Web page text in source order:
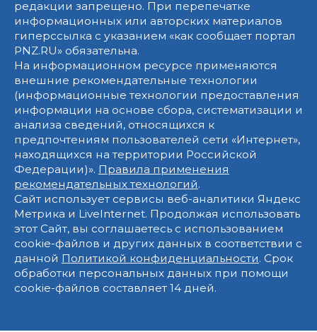
редакции запрещено. При перепечатке
информационных или авторских материалов
гиперссылка с указанием «как сообщает портал
PNZ.RU» обязательна.
На информационном ресурсе применяются
внешние рекомендательные технологии
(информационные технологии предоставления
информации на основе сбора, систематизации и
анализа сведений, относящихся к
предпочтениям пользователей сети «Интернет»,
находящихся на территории Российской
Федерации)». Правила применения
рекомендательных технологий.
Сайт использует сервисы веб-аналитики Яндекс
Метрика и LiveInternet. Продолжая использовать
этот Сайт, вы соглашаетесь с использованием
cookie-файлов и других данных в соответствии с
данной Политикой конфиденциальности. Срок
обработки персональных данных при помощи
cookie-файлов составляет 14 дней.